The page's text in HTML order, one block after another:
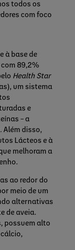
todos os
com foco
à base de
89,2%
Health Star
um sistema
e
– a
Além disso,
Lácteos e à
melhoram a
ao redor do
meio de um
alternativas
de aveia.
possuem alto